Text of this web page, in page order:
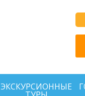
ЭКСКУРСИОННЫЕ